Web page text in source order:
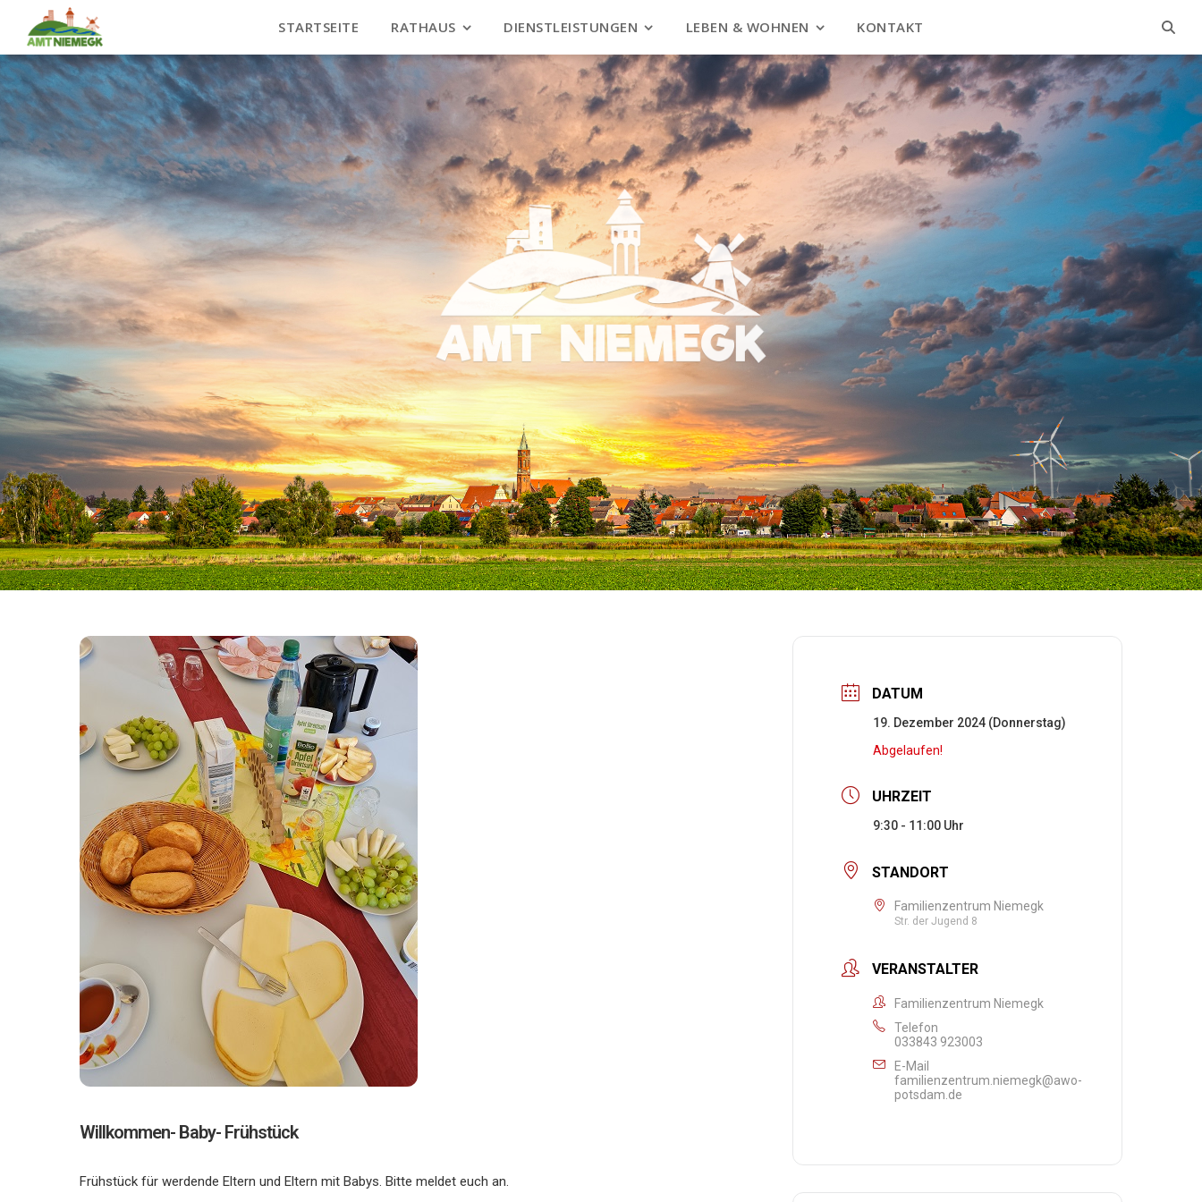
STARTSEITE RATHAUS DIENSTLEISTUNGEN LEBEN & WOHNEN KONTAKT
Willkommen- Baby- Frühstück
Frühstück für werdende Eltern und Eltern mit Babys. Bitte meldet euch an.
DATUM
19. Dezember 2024 (Donnerstag)
Abgelaufen!
UHRZEIT
9:30 - 11:00
STANDORT
Familienzentrum Niemegk
Str. der Jugend 8
VERANSTALTER
Familienzentrum Niemegk
Telefon
033843 923003
E-Mail
familienzentrum.niemegk@awo-
potsdam.de